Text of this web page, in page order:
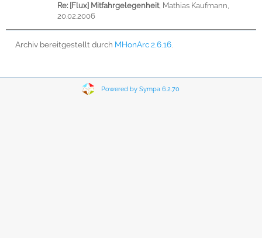
Re: [Flux] Mitfahrgelegenheit, Mathias Kaufmann,
20.02.2006
Archiv bereitgestellt durch MHonArc 2.6.16
Powered by Sympa 6.2.70